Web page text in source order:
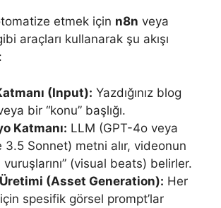
etmek için n8n veya
araçları kullanarak şu akışı
(Input): Yazdığınız blog
bir “konu” başlığı.
Katmanı: LLM (GPT-4o veya
3.5 Sonnet) metni alır, videonun
vuruşlarını” (visual beats) belirler.
(Asset Generation): Her
spesifik görsel prompt’lar